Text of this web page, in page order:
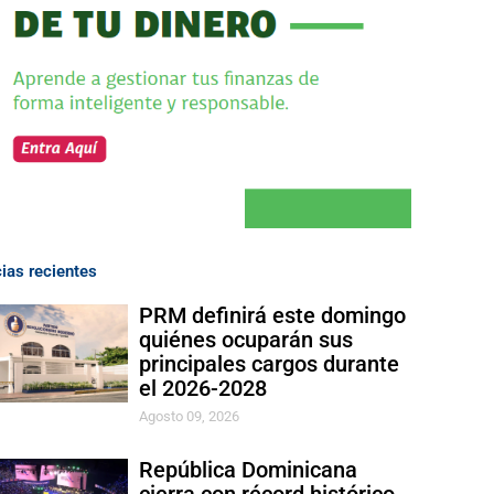
recientes
PRM definirá este domingo
quiénes ocuparán sus
principales cargos durante
el 2026-2028
Agosto 09, 2026
República Dominicana